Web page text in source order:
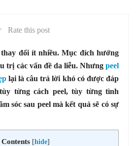
Rate this post
thay đổi ít nhiều. Mục đích hướng
trị các vấn đề da liễu. Nhưng peel
lại là câu trả lời khó có được đáp
từng cách peel, tùy từng tình
sóc sau peel mà kết quả sẽ có sự
Contents [hide]